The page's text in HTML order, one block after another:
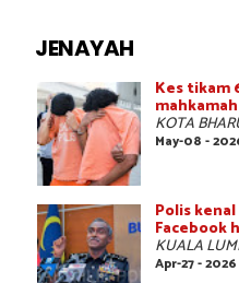
JENAYAH
Kes tikam
KOTA
May-08 -
Polis
Facebook
KUALA
Apr-27 -